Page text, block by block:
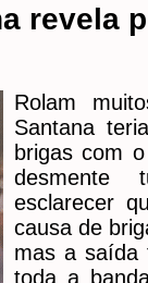
revela
Rolam
Santana
brigas com
desmente
esclarecer
causa de
mas a saída
toda a